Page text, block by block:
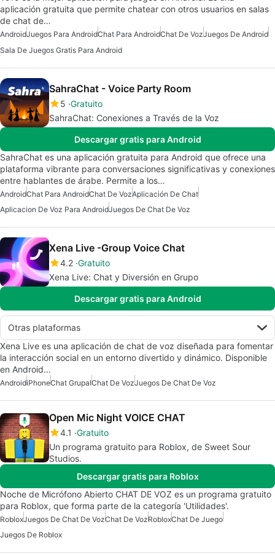
aplicación gratuita que permite chatear con otros usuarios en salas
de chat de…
AndroidJuegos Para AndroidChat Para AndroidChat De VozJuegos De Android
Sala De Juegos Gratis Para Android
SahraChat - Voice Party Room
5 Gratuito
SahraChat: Conexiones a Través de la Voz
Descargar gratis para Android
SahraChat es una aplicación gratuita para Android que ofrece una
plataforma vibrante para conversaciones significativas y conexiones
entre hablantes de árabe. Permite a los…
AndroidChat Para AndroidChat De VozAplicación De Chat
Aplicacion De Voz Para AndroidJuegos De Chat De Voz
Xena Live -Group Voice Chat
4.2 Gratuito
Xena Live: Chat y Diversión en Grupo
Descargar gratis para Android
Otras plataformas
Xena Live es una aplicación de chat de voz diseñada para fomentar
la interacción social en un entorno divertido y dinámico. Disponible
en Android…
AndroidiPhoneChat GrupalChat De VozJuegos De Chat De Voz
Open Mic Night VOICE CHAT
4.1 Gratuito
Un programa gratuito para Roblox, de Sweet Sour
Studios.
Descargar gratis para Roblox
Noche de Micrófono Abierto CHAT DE VOZ es un programa gratuito
para Roblox, que forma parte de la categoría 'Utilidades'.
RobloxJuegos De Chat De VozChat De VozRobloxChat De Juego
Juegos De Roblox